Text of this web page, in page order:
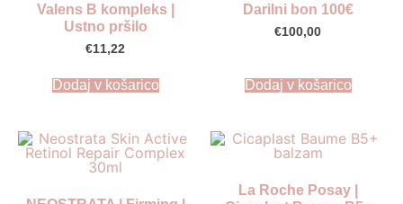
Valens B kompleks |
Ustno pršilo
€11,22
Dodaj v košarico
Darilni bon 100€
€100,00
Dodaj v košarico
La Roche Posay |